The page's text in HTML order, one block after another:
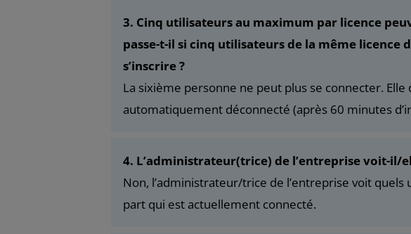
3. Cinq utilisateurs au maximum par licence
passe-t-il si cinq utilisateurs de la même licence
s’inscrire ?
La sixième personne ne peut plus se connecter.
automatiquement déconnecté (après 60 minutes
4. L’administrateur(trice) de l’entreprise voit-il/
Non, l’administrateur/trice de l’entreprise voit
part qui est actuellement connecté.